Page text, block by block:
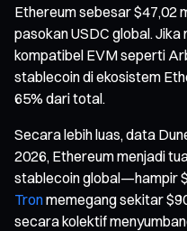
Ethereum sebesar $47,02
pasokan USDC global.
kompatibel EVM seperti
stablecoin di ekosistem
65% dari total.
Secara lebih luas, data
2026, Ethereum menjadi
stablecoin global—hampir
Tronmemegang sekitar
secara kolektif